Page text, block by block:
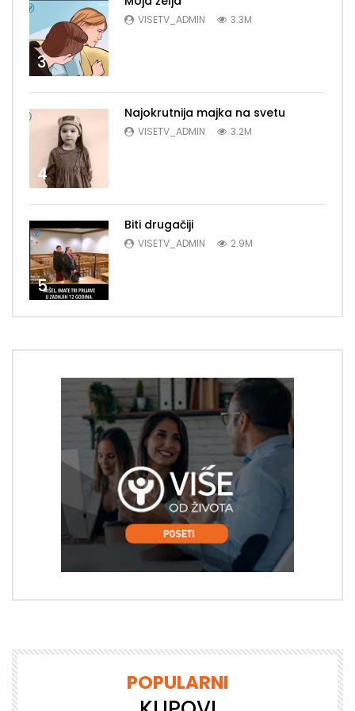
3
VISETV_ADMIN 3.3M
4
Najokrutnija majka na svetu
VISETV_ADMIN 3.2M
5
Biti drugačiji
VISETV_ADMIN 2.9M
POPULARNI